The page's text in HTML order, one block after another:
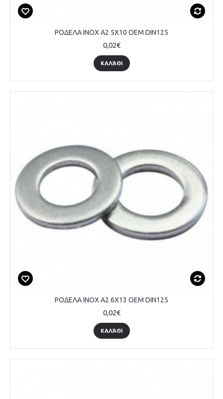
ΡΟΔΕΛΑ INOX A2 5Χ10 OEM DIN125
0,02€
ΚΑΛΆΘΙ
ΡΟΔΕΛΑ INOX A2 6Χ13 OEM DIN125
0,02€
ΚΑΛΆΘΙ